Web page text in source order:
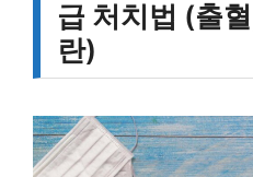
급 처치법 (출
란)